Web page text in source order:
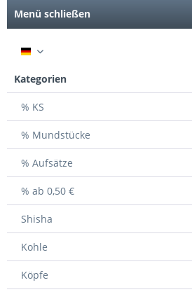
Menü schließen
DE
Kategorien
% KS
% Mundstücke
% Aufsätze
% ab 0,50 €
Shisha
Kohle
Köpfe